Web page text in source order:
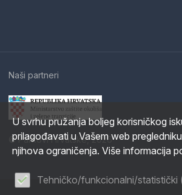
Naši partneri
© Parkovi Hrvatske, 2026
U svrhu pružanja boljeg korisničkog
prilagođavati u Vašem web
njihova ograničenja. Više informacija
Tehničko/funkcionalni/statistički